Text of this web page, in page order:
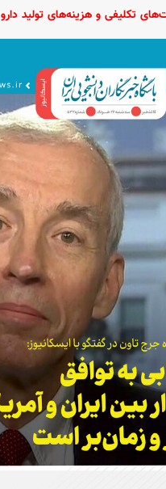
تکلیفی و هزینه‌های تولید دارو